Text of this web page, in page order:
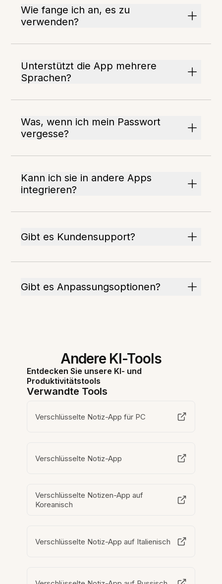
Wie fange ich an, es zu
verwenden?
Unterstützt die App mehrere
Sprachen?
Was, wenn ich mein Passwort
vergesse?
Kann ich sie in andere Apps
integrieren?
Gibt es Kundensupport?
Gibt es Anpassungsoptionen?
Andere KI-Tools
Entdecken Sie unsere KI- und
Produktivitätstools
Verwandte Tools
Verschlüsselte Notiz-App für PC
Verschlüsselte Notiz-App
Verschlüsselte Notizen-App auf
Koreanisch
Verschlüsselte Notiz-App auf Italienisch